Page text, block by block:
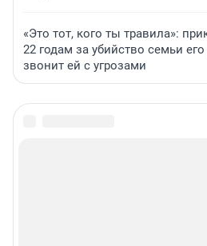
«Это тот, кого ты травила»:
22 годам за убийство семьи
звонит ей с угрозами